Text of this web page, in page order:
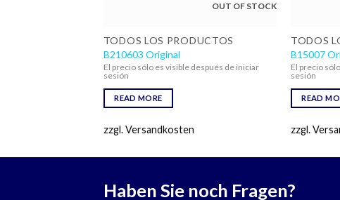
OUT OF STOCK
TODOS LOS PRODUCTOS
B210603 Original
El precio sólo es visible después de iniciar
sesión
READ MORE
zzgl. Versandkosten
TODOS
B15007
El precio
sesión
READ
zzgl.
Haben Sie noch Fragen?